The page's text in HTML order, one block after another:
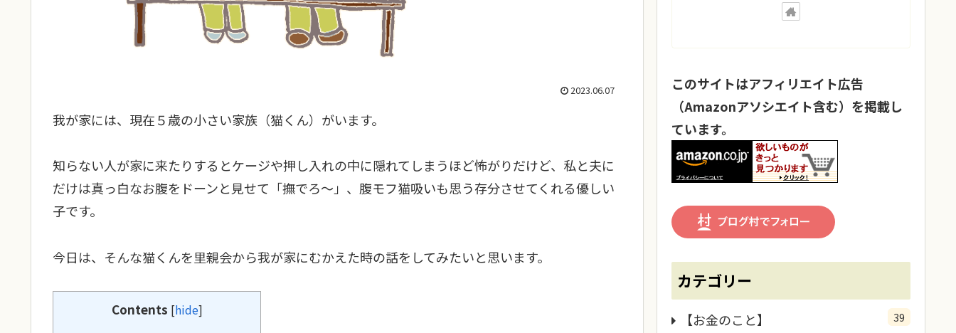
2023.06.07
我が家には、現在５歳の小さい家族（猫くん）がいます。
知らない人が家に来たりするとケージや押し入れの中に隠れてしまうほど怖がりだけど、私と夫に
だけは真っ白なお腹をドーンと見せて「撫でろ～」、腹モフ猫吸いも思う存分させてくれる優しい
子です。
今日は、そんな猫くんを里親会から我が家にむかえた時の話をしてみたいと思います。
Contents [hide]
このサイトはアフィリエイト広告
（Amazonアソシエイト含む）を掲載し
ています。
カテゴリー
【お金のこと】 39